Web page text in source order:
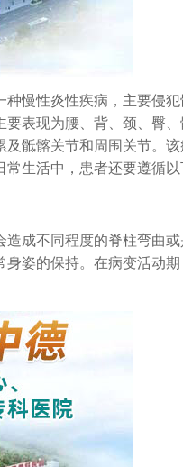
慢性炎性疾病，主要侵犯
表现为腰、背、颈、臀、
骶髂关节和周围关节。该
生活中，患者还要遵循以
成不同程度的脊柱弯曲或
姿的保持。在病变活动